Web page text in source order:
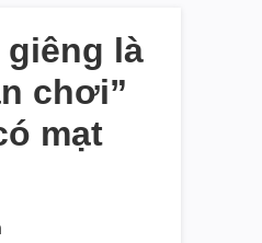
giêng là
chơi”
mạt